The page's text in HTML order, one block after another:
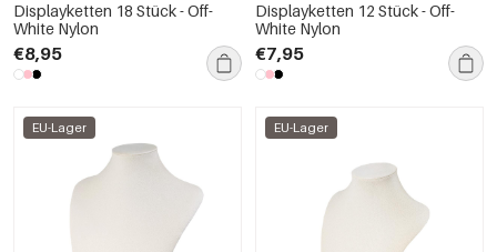
Displayketten 18 Stück - Off-
White Nylon
€8,95
Displayketten 12 Stück - Off-
White Nylon
€7,95
EU-Lager EU-Lager